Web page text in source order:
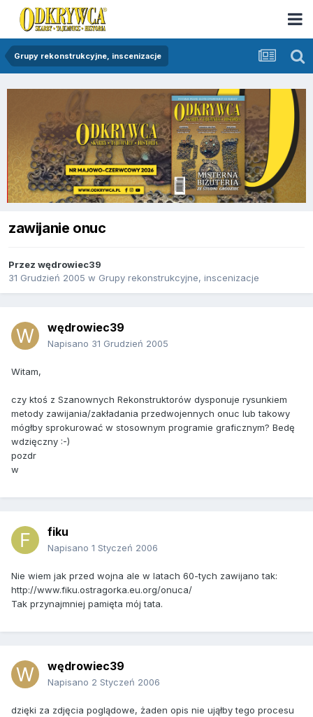
Grupy rekonstrukcyjne, inscenizacje
zawijanie onuc
Przez wędrowiec39
31 Grudzień 2005 w Grupy rekonstrukcyjne, inscenizacje
wędrowiec39
Napisano 31 Grudzień 2005
Witam,
czy ktoś z Szanownych Rekonstruktorów dysponuje rysunkiem
metody zawijania/zakładania przedwojennych onuc lub takowy
mógłby sprokurować w stosownym programie graficznym? Bedę
wdzięczny :-)
pozdr
w
fiku
Napisano 1 Styczeń 2006
Nie wiem jak przed wojna ale w latach 60-tych zawijano tak:
http://www.fiku.ostragorka.eu.org/onuca/
Tak przynajmniej pamięta mój tata.
wędrowiec39
Napisano 2 Styczeń 2006
dzięki za zdjęcia poglądowe, żaden opis nie ująłby tego procesu